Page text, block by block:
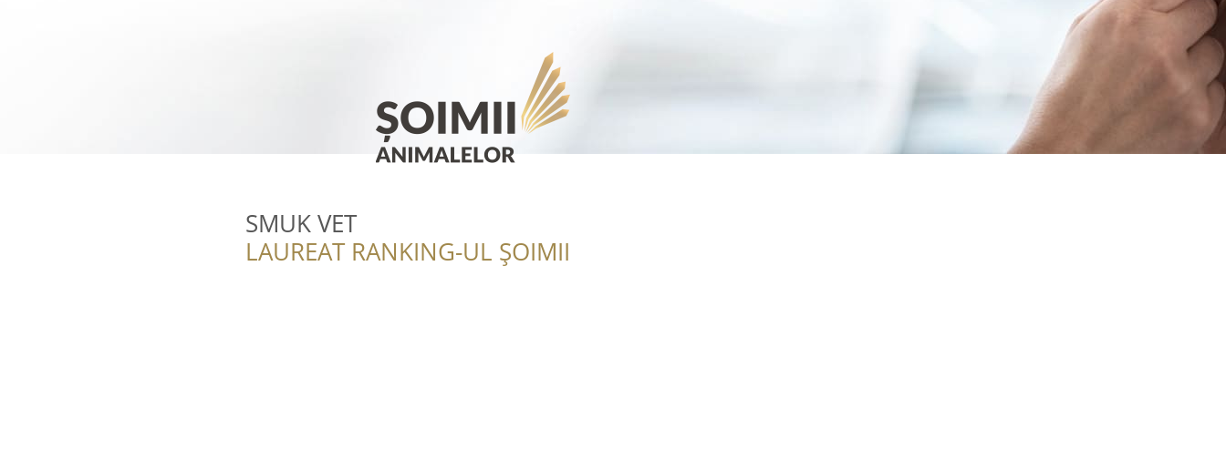
SMUK VET
LAUREAT RANKING-UL ȘOIMII